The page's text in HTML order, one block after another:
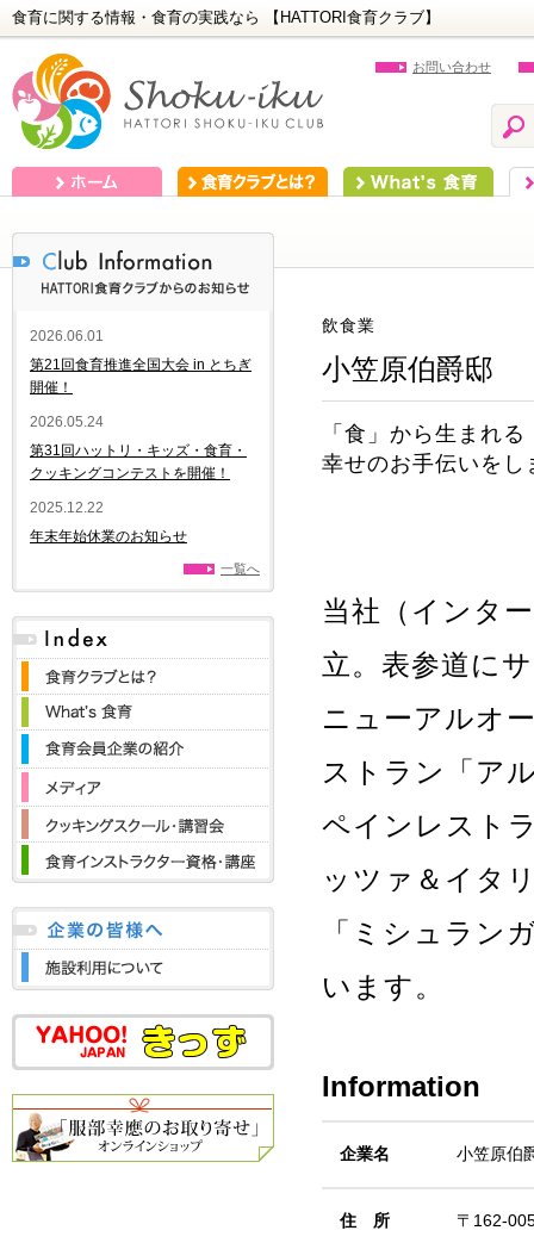
食育に関する情報・食育の実践なら 【HATTORI食育クラブ】
お問い合わせ
飲食業
小笠原伯爵邸
「食」から生まれる
幸せのお手伝いをし
当社（インタ
立。表参道に
ニューアルオ
ストラン「ア
ペインレスト
ッツァ＆イタ
「ミシュラン
います。
Information
企業名 小笠原伯
住 所 〒162-
2026.06.01
第21回食育推進全国大会 in とちぎ
開催！
2026.05.24
第31回ハットリ・キッズ・食育・
クッキングコンテストを開催！
2025.12.22
年末年始休業のお知らせ
一覧へ